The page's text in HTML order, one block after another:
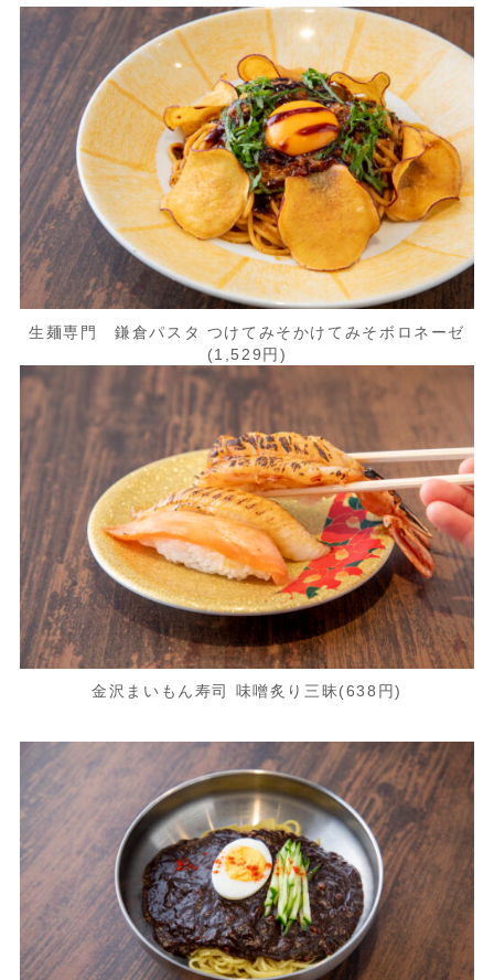
生麺専門 鎌倉パスタ つけてみそかけてみそボロネーゼ
(1,529円)
金沢まいもん寿司 味噌炙り三昧(638円)